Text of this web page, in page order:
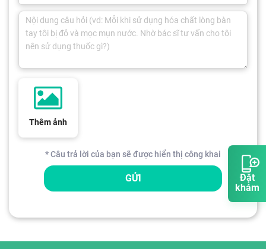
Đặt
khám
Thêm ảnh
* Câu trả lời của bạn sẽ được hiển thị công khai
GỬI